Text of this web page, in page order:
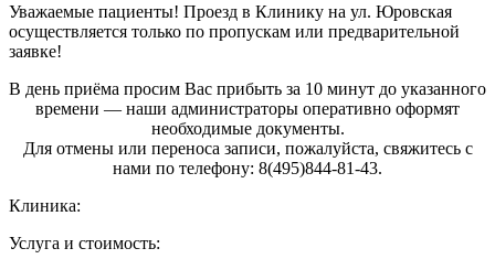
Уважаемые пациенты! Проезд в Клинику на ул. Юровская
осуществляется только по пропускам или предварительной
заявке!
В день приёма просим Вас прибыть за 10 минут до указанного
времени — наши администраторы оперативно оформят
необходимые документы.
Для отмены или переноса записи, пожалуйста, свяжитесь с
нами по телефону: 8(495)844‑81‑43.
Клиника:
Услуга и стоимость: